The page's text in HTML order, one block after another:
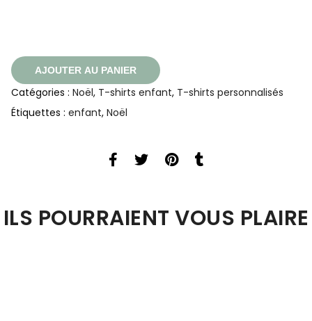
AJOUTER AU PANIER
Catégories : Noël, T-shirts enfant, T-shirts personnalisés
Étiquettes : enfant, Noël
ILS POURRAIENT VOUS PLAIRE